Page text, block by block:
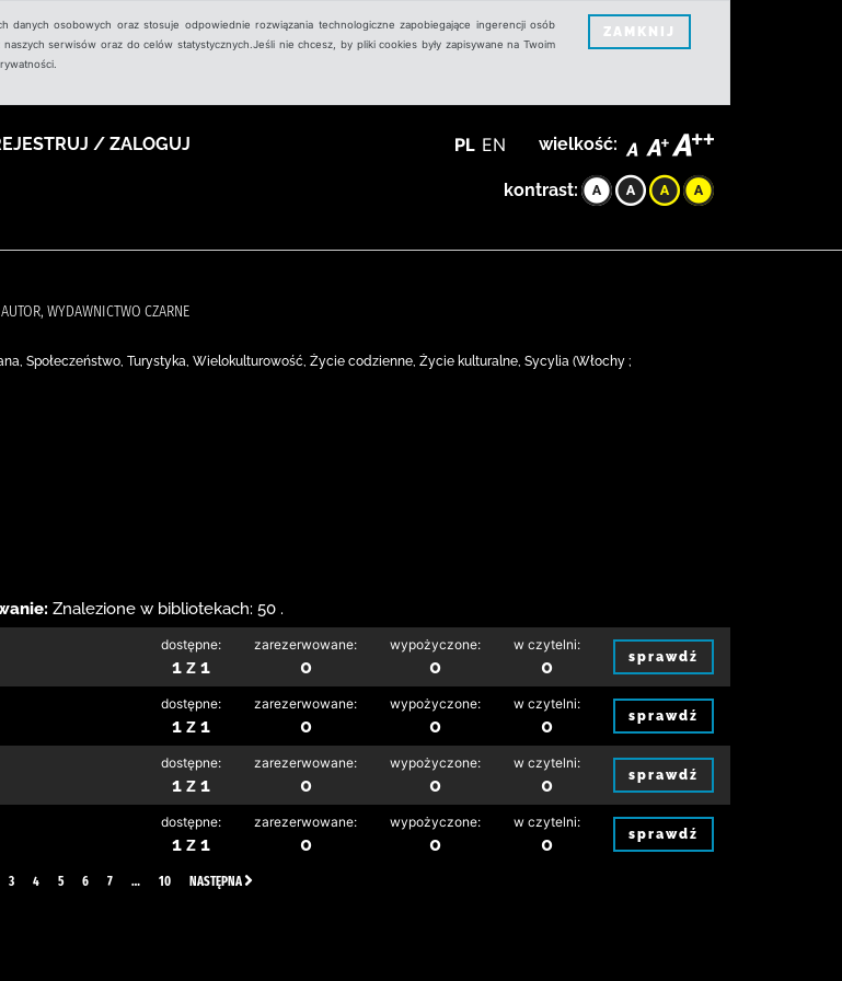
osobowych oraz stosuje odpowiednie rozwiązania technologiczne zapobiegające ingerencji osób
serwisów oraz do celów statystycznych.Jeśli nie chcesz, by pliki cookies były zapisywane na Twoim
ZAMKNIJ
/ ZALOGUJ PL EN wielkość:
kontrast:
WYDAWNICTWO CZARNE
Społeczeństwo, Turystyka, Wielokulturowość, Życie codzienne, Życie kulturalne, Sycylia (Włochy ;
Znalezione w bibliotekach: 50 .
dostępne:
1 z 1
zarezerwowane:
0
wypożyczone:
0
w czytelni:
0 sprawdź
dostępne:
1 z 1
zarezerwowane:
0
wypożyczone:
0
w czytelni:
0 sprawdź
dostępne:
1 z 1
zarezerwowane:
0
wypożyczone:
0
w czytelni:
0 sprawdź
dostępne:
1 z 1
zarezerwowane:
0
wypożyczone:
0
w czytelni:
0 sprawdź
3 4 5 6 7 … 10 NASTĘPNA